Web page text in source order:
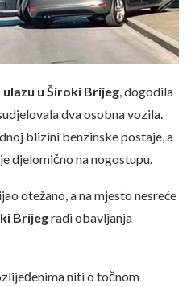
ulazu u Široki Brijeg , dogodila
dva osobna vozila.
blizini benzinske postaje, a
djelomično na nogostupu.
otežano, a na mjesto nesreće
Brijegradi obavljanja
niti o točnom